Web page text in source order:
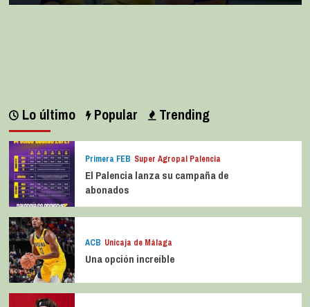
Lo último Popular Trending
Primera FEB Super Agropal Palencia
El Palencia lanza su campaña de
abonados
ACB Unicaja de Málaga
Una opción increíble